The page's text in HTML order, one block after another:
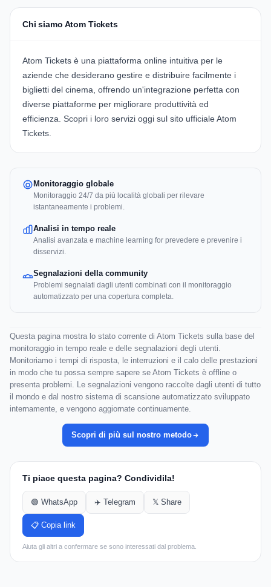
Chi siamo Atom Tickets
Atom Tickets è una piattaforma online intuitiva per le
aziende che desiderano gestire e distribuire facilmente i
biglietti del cinema, offrendo un'integrazione perfetta con
diverse piattaforme per migliorare produttività ed
efficienza. Scopri i loro servizi oggi sul sito ufficialeAtom
Tickets.
Monitoraggio globale
Monitoraggio 24/7 da più località globali per rilevare
istantaneamente i problemi.
Analisi in tempo reale
Analisi avanzata e machine learning for prevedere e prevenire i
disservizi.
Segnalazioni della community
Problemi segnalati dagli utenti combinati con il monitoraggio
automatizzato per una copertura completa.
Questa pagina mostra lo stato corrente di Atom Tickets sulla base del
monitoraggio in tempo reale e delle segnalazioni degli utenti.
Monitoriamo i tempi di risposta, le interruzioni e il calo delle prestazioni
in modo che tu possa sempre sapere se Atom Tickets è offline o
presenta problemi. Le segnalazioni vengono raccolte dagli utenti di tutto
il mondo e dal nostro sistema di scansione automatizzato sviluppato
internamente, e vengono aggiornate continuamente.
Scopri di più sul nostro metodo
Ti piace questa pagina? Condividila!
🟢 WhatsApp ✈️ Telegram 𝕏 Share
📋 Copia link
Aiuta gli altri a confermare se sono interessati dal problema.